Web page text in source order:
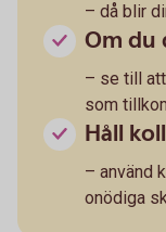
– då blir
Om du
– se till
som
Håll
– använd
onödiga